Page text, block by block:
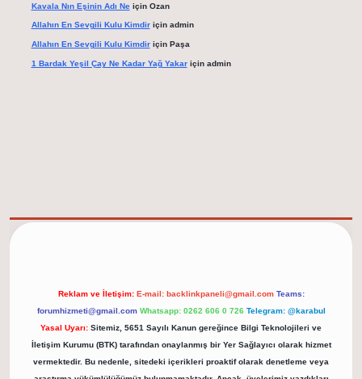
Kavala Nın Eşinin Adı Neiçin Ozan
Allahın En Sevgili Kulu Kimdiriçin admin
Allahın En Sevgili Kulu Kimdiriçin Paşa
1 Bardak Yeşil Çay Ne Kadar Yağ Yakariçin admin
Reklam ve İletişim: E-mail: backlinkpaneli@gmail.com Teams:
forumhizmeti@gmail.com Whatsapp: 0262 606 0 726 Telegram: @karabul
Yasal Uyarı: Sitemiz, 5651 Sayılı Kanun gereğince Bilgi Teknolojileri ve
İletişim Kurumu (BTK) tarafından onaylanmış bir Yer Sağlayıcı olarak hizmet
vermektedir. Bu nedenle, sitedeki içerikleri proaktif olarak denetleme veya